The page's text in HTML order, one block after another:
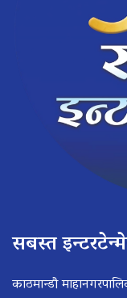
सबस्त
काठमान्डौ